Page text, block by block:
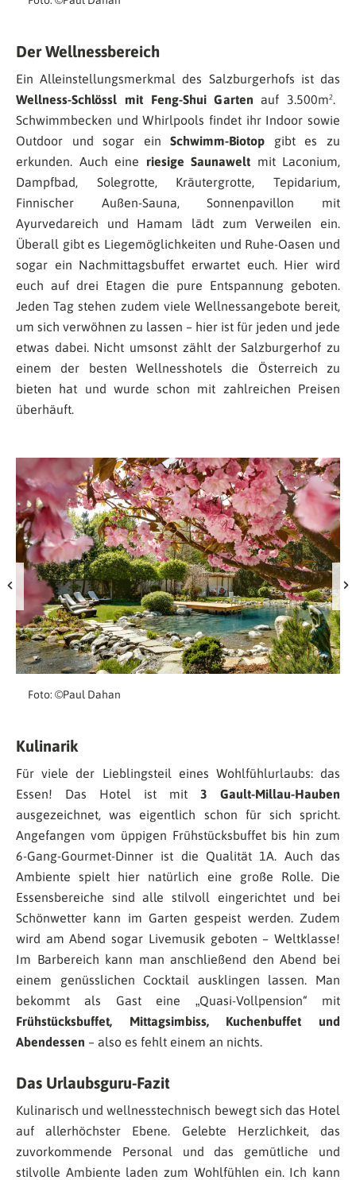
Der Wellnessbereich
Ein Alleinstellungsmerkmal des Salzburgerhofs ist das
Wellness-Schlössl mit Feng-Shui Garten auf 3.500m².
Schwimmbecken und Whirlpools findet ihr Indoor sowie
Outdoor und sogar einSchwimm-Biotop gibt es zu
erkunden. Auch eine riesige Saunawelt mit Laconium,
Dampfbad, Solegrotte, Kräutergrotte, Tepidarium,
Finnischer Außen-Sauna, Sonnenpavillon mit
Ayurvedareich und Hamam lädt zum Verweilen ein.
Überall gibt es Liegemöglichkeiten und Ruhe-Oasen und
sogar ein Nachmittagsbuffet erwartet euch. Hier wird
euch auf drei Etagen die pure Entspannung geboten.
Jeden Tag stehen zudem viele Wellnessangebote bereit,
um sich verwöhnen zu lassen – hier ist für jeden und jede
etwas dabei. Nicht umsonst zählt der Salzburgerhof zu
einem der besten Wellnesshotels die Österreich zu
bieten hat und wurde schon mit zahlreichen Preisen
überhäuft.
Foto: ©Paul Dahan
Kulinarik
Für viele der Lieblingsteil eines Wohlfühlurlaubs: das
Essen! Das Hotel ist mit 3 Gault-Millau-Hauben
ausgezeichnet, was eigentlich schon für sich spricht.
Angefangen vom üppigen Frühstücksbuffet bis hin zum
6-Gang-Gourmet-Dinner ist die Qualität 1A. Auch das
Ambiente spielt hier natürlich eine große Rolle. Die
Essensbereiche sind alle stilvoll eingerichtet und bei
Schönwetter kann im Garten gespeist werden. Zudem
wird am Abend sogar Livemusik geboten – Weltklasse!
Im Barbereich kann man anschließend den Abend bei
einem genüsslichen Cocktail ausklingen lassen. Man
bekommt als Gast eine „Quasi-Vollpension“ mit
Frühstücksbuffet, Mittagsimbiss, Kuchenbuffet und
Abendessen – also es fehlt einem an nichts.
Das Urlaubsguru-Fazit
Kulinarisch und wellnesstechnisch bewegt sich das Hotel
auf allerhöchster Ebene. Gelebte Herzlichkeit, das
zuvorkommende Personal und das gemütliche und
stilvolle Ambiente laden zum Wohlfühlen ein. Ich kann